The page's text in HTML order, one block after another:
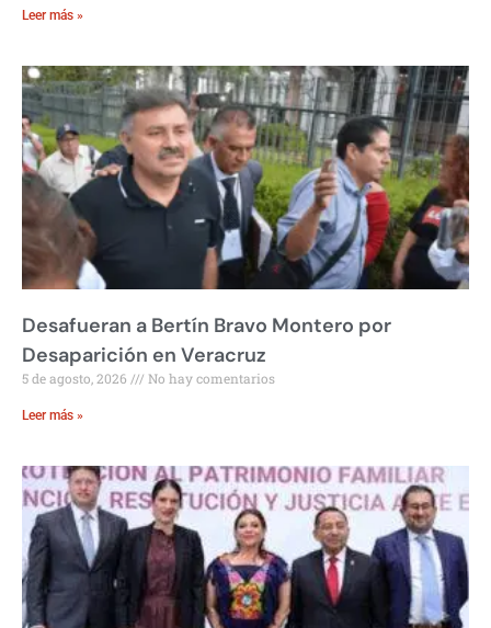
Leer más »
Desafueran a Bertín Bravo Montero por
Desaparición en Veracruz
5 de agosto, 2026 No hay comentarios
Leer más »